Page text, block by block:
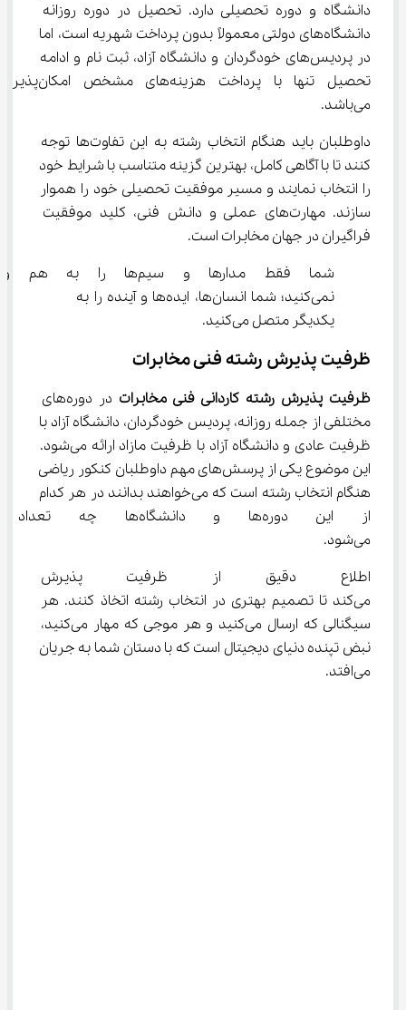
دانشگاه و دوره تحصیلی دارد. تحصیل در دوره روزانه
دانشگاه‌های دولتی معمولاً بدون پرداخت شهریه است، اما
در پردیس‌های خودگردان و دانشگاه آزاد، ثبت نام و ادامه
تحصیل تنها با پرداخت هزینه‌های مشخص امکان‌پذیر
می‌باشد.
داوطلبان باید هنگام انتخاب رشته به این تفاوت‌ها توجه
کنند تا با آگاهی کامل، بهترین گزینه متناسب با شرایط خود
را انتخاب نمایند و مسیر موفقیت تحصیلی خود را هموار
سازند. مهارت‌های عملی و دانش فنی، کلید موفقیت
فراگیران در جهان مخابرات است.
شما فقط مدارها و سیم‌ها را به
نمی‌کنید؛ شما انسان‌ها، ایده‌ها و آینده را به
یکدیگر متصل می‌کنید.
ظرفیت پذیرش رشته فنی مخابرات
ظرفیت پذیرش رشته کاردانی فنی مخابرات
در دوره‌های
مختلفی از جمله روزانه، پردیس خودگردان، دانشگاه آزاد با
ظرفیت عادی و دانشگاه آزاد با ظرفیت مازاد ارائه می‌شود.
این موضوع یکی از پرسش‌های مهم داوطلبان کنکور ریاضی
هنگام انتخاب رشته است که می‌خواهند بدانند در هر کدام
از این دوره‌ها و
می‌شود.
اطلاع دقیق از ظرفیت پذیرش
می‌کند تا تصمیم بهتری در انتخاب رشته اتخاذ کنند. هر
سیگنالی که ارسال می‌کنید و هر موجی که مهار می‌کنید،
نبض تپنده دنیای دیجیتال است که با دستان شما به جریان
می‌افتد.